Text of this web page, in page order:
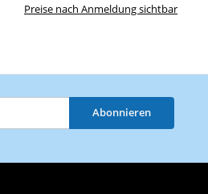
Preise nach Anmeldung sichtbar
Abonnieren